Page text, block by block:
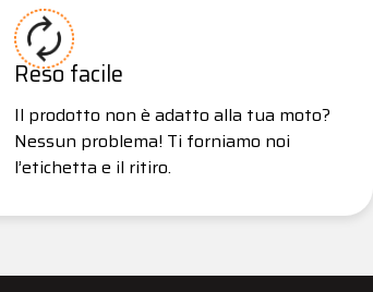
Reso facile
Il prodotto non è adatto alla tua moto?
Nessun problema! Ti forniamo noi
l’etichetta e il ritiro.